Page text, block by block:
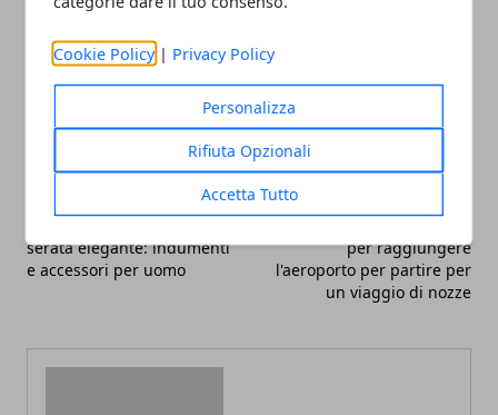
Cookie Policy | Privacy Policy
Personalizza
Rifiuta Opzionali
Accetta Tutto
Facebook
Twitter
serata elegante: indumenti
e accessori per uomo
per raggiungere
l'aeroporto per partire per
un viaggio di nozze